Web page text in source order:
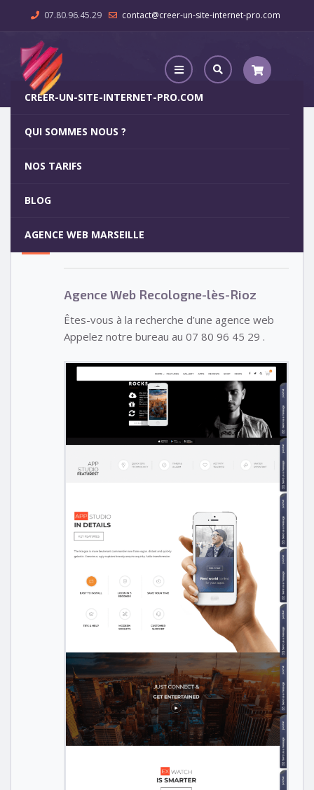
07.80.96.45.29 contact@creer-un-site-internet-pro.com
CREER-UN-SITE-INTERNET-PRO.COM
QUI SOMMES NOUS ?
NOS TARIFS
BLOG
AGENCE WEB MARSEILLE
Agence Web Recologne-lès-Rioz
5
Votre site internet pour 29€
Agence Web Recologne-lès-Rioz
Êtes-vous à la recherche d’une agence web
Appelez notre bureau au 07 80 96 45 29 .